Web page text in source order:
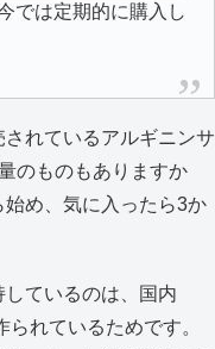
では定期的に購入し
れているアルギニンサ
のものもありますか
め、気に入ったら3か
ているのは、国内
れているためです。